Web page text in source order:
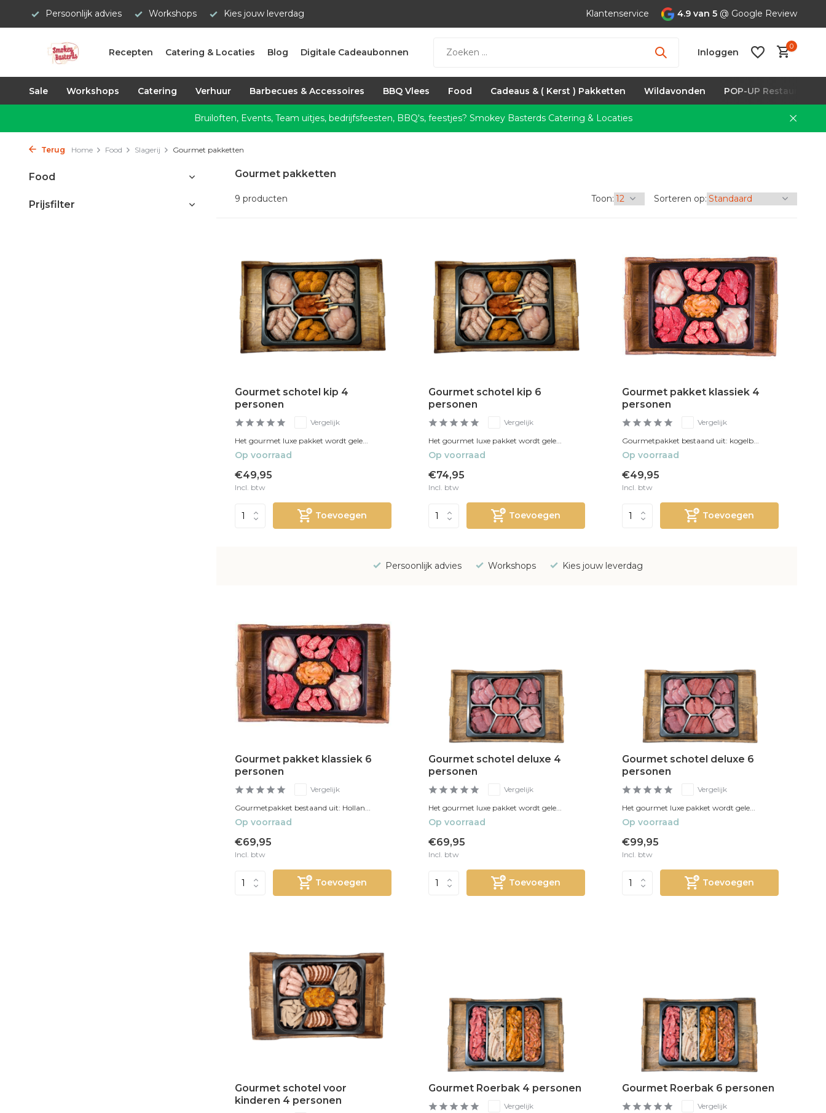
Persoonlijk advies Workshops Kies jouw leverdag Klantenservice 4.9 van 5 @ Google Review
Recepten Catering & Locaties Blog Digitale Cadeaubonnen Inloggen
0
Sale Workshops Catering Verhuur Barbecues & Accessoires BBQ Vlees Food Cadeaus & ( Kerst ) Pakketten Wildavonden POP-UP Restaurants
Bruiloften, Events, Team uitjes, bedrijfsfeesten, BBQ's, feestjes? Smokey Basterds Catering & Locaties
Terug Home Food Slagerij Gourmet pakketten
Food
Prijsfilter
Gourmet pakketten
9 producten Toon: Sorteren op:
Gourmet schotel kip 4
personen
Vergelijk
Het gourmet luxe pakket wordt gele...
Op voorraad
€49,95
Incl. btw
Toevoegen
Gourmet schotel kip 6
personen
Vergelijk
Het gourmet luxe pakket wordt gele...
Op voorraad
€74,95
Incl. btw
Toevoegen
Gourmet pakket klassiek 4
personen
Vergelijk
Gourmetpakket bestaand uit: kogelb...
Op voorraad
€49,95
Incl. btw
Toevoegen
Persoonlijk advies Workshops Kies jouw leverdag
Gourmet pakket klassiek 6
personen
Vergelijk
Gourmetpakket bestaand uit: Hollan...
Op voorraad
€69,95
Incl. btw
Toevoegen
Gourmet schotel deluxe 4
personen
Vergelijk
Het gourmet luxe pakket wordt gele...
Op voorraad
€69,95
Incl. btw
Toevoegen
Gourmet schotel deluxe 6
personen
Vergelijk
Het gourmet luxe pakket wordt gele...
Op voorraad
€99,95
Incl. btw
Toevoegen
Gourmet schotel voor
kinderen 4 personen
Gourmet Roerbak 4 personen
Vergelijk
Gourmet Roerbak 6 personen
Vergelijk